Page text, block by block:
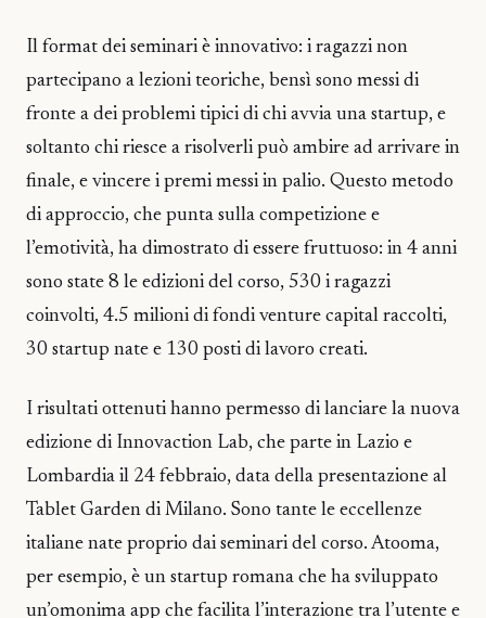
Il format dei seminari è innovativo: i ragazzi non
partecipano a lezioni teoriche, bensì sono messi di
fronte a dei problemi tipici di chi avvia una startup, e
soltanto chi riesce a risolverli può ambire ad arrivare in
finale, e vincere i premi messi in palio. Questo metodo
di approccio, che punta sulla competizione e
l’emotività, ha dimostrato di essere fruttuoso: in 4 anni
sono state 8 le edizioni del corso, 530 i ragazzi
coinvolti, 4.5 milioni di fondi venture capital raccolti,
30 startup nate e 130 posti di lavoro creati.
I risultati ottenuti hanno permesso di lanciare la nuova
edizione di Innovaction Lab, che parte in Lazio e
Lombardia il 24 febbraio, data della presentazione al
Tablet Garden di Milano. Sono tante le eccellenze
italiane nate proprio dai seminari del corso. Atooma,
per esempio, è un startup romana che ha sviluppato
un’omonima app che facilita l’interazione tra l’utente e